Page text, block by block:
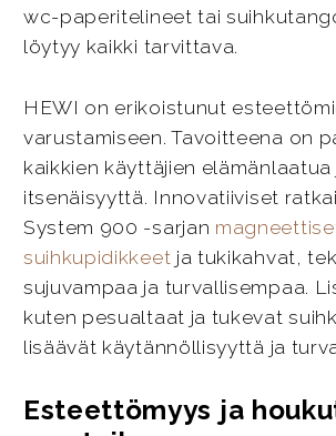
wc-paperitelineet tai
löytyy kaikki tarvittava.
HEWI on erikoistunut
varustamiseen. Tavoitteena on
kaikkien käyttäjien elämänlaatua
itsenäisyyttä. Innovatiiviset
System 900 -sarjan
suihkupidikkeet ja tukikahvat,
sujuvampaa ja turvallisempaa.
kuten pesualtaat ja tukevat
lisäävät käytännöllisyyttä ja
Esteettömyys ja